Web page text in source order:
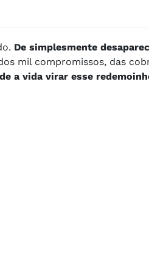
De simplesmente
mil compromissos, das
a vida virar esse